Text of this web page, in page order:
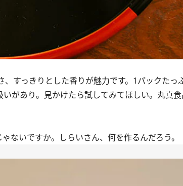
すっきりとした香りが魅力です。1パックたっ
があり。見かけたら試してみてほしい。丸真
いですか。しらいさん、何を作るんだろう。